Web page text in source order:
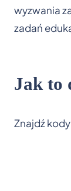
wyzwania
zadań
Jak to
Znajdź